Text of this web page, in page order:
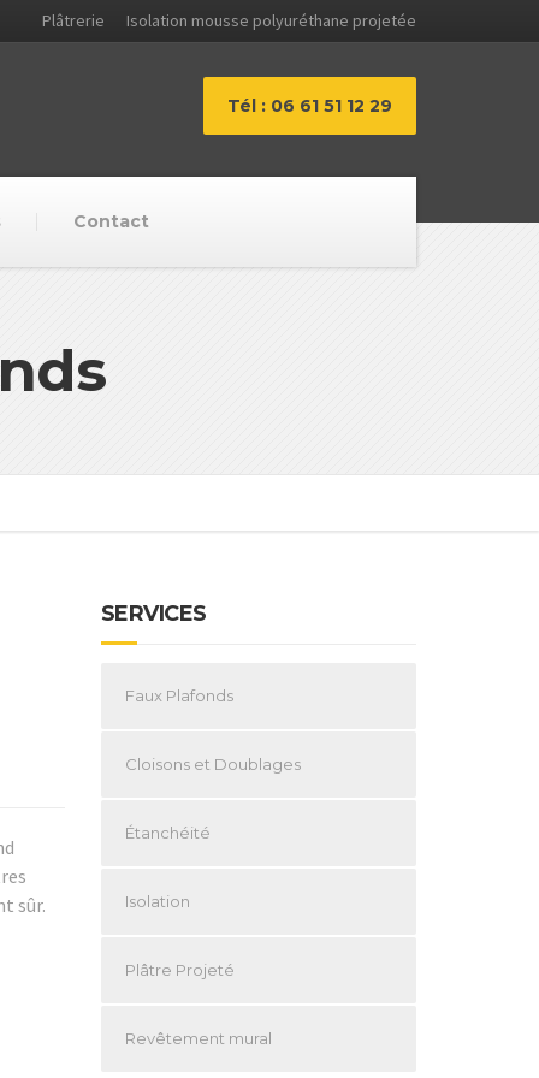
Plâtrerie Isolation mousse polyuréthane projetée
Tél : 06 61 51 12 29
Contact
sûr.
SERVICES
Faux Plafonds
Cloisons et Doublages
Étanchéité
Isolation
Plâtre Projeté
Revêtement mural